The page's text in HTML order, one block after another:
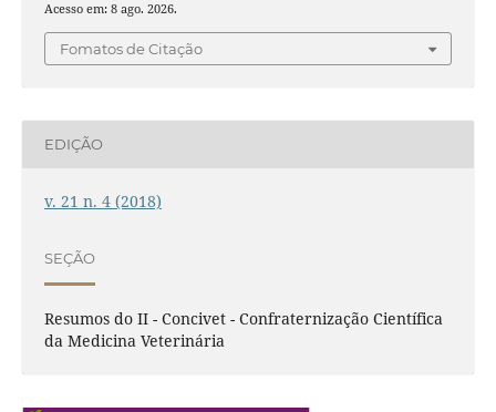
Acesso em: 8 ago. 2026.
Fomatos de Citação
EDIÇÃO
v. 21 n. 4 (2018)
SEÇÃO
Resumos do II - Concivet - Confraternização Científica
da Medicina Veterinária